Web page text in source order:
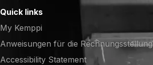
Quick links
My Kemppi
Anweisungen für die Rechnungsstellung
Accessibility Statement